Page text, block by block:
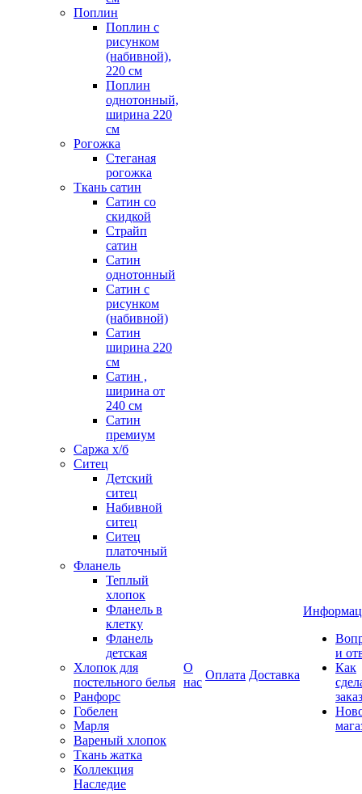
Поплин
Поплин с
рисунком
(набивной),
220 см
Поплин
однотонный,
ширина 220
см
Рогожка
Стеганая
рогожка
Ткань сатин
Сатин со
скидкой
Страйп
сатин
Сатин
однотонный
Сатин с
рисунком
(набивной)
Сатин
ширина 220
см
Сатин ,
ширина от
240 см
Сатин
премиум
Саржа х/б
Ситец
Детский
ситец
Набивной
ситец
Ситец
платочный
Фланель
Теплый
хлопок
Фланель в
клетку
Фланель
детская
Хлопок для
постельного белья
Ранфорс
Гобелен
Марля
Вареный хлопок
Ткань жатка
Коллекция
Наследие
О
нас
Оплата Доставка
и
Как
заказ